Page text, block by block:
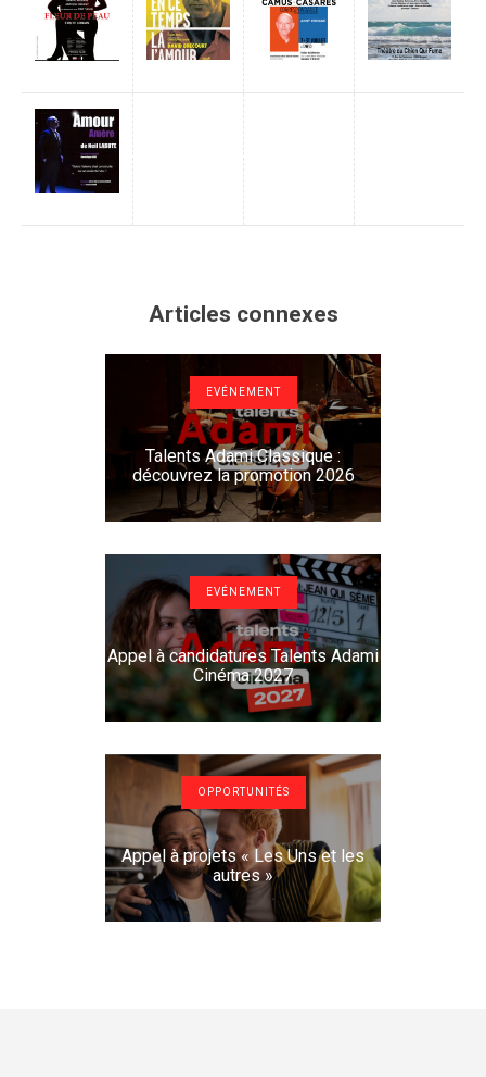
Articles connexes
EVÉNEMENT
Talents Adami Classique :
découvrez la promotion 2026
EVÉNEMENT
Appel à candidatures Talents Adami
Cinéma 2027
OPPORTUNITÉS
Appel à projets « Les Uns et les
autres »